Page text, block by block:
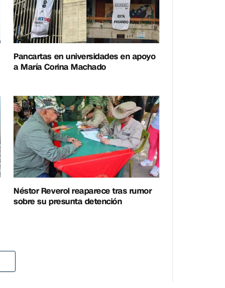
Pancartas en universidades en apoyo
a María Corina Machado
Néstor Reverol reaparece tras rumor
sobre su presunta detención